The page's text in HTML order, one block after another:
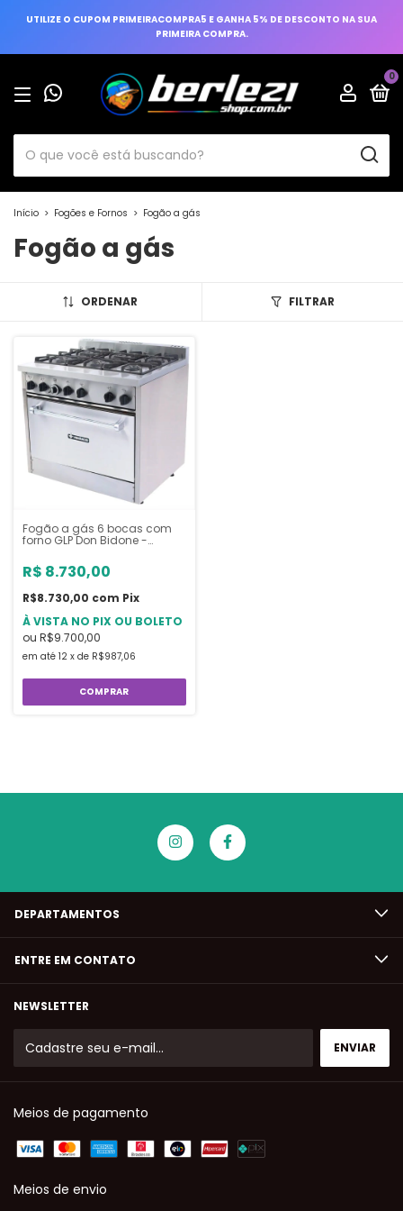
UTILIZE O CUPOM PRIMEIRACOMPRA5 E GANHA 5% DE DESCONTO NA SUA
PRIMEIRA COMPRA.
0
Início > Fogões e Fornos > Fogão a gás
Fogão a gás
ORDENAR FILTRAR
Fogão a gás 6 bocas com
forno GLP Don Bidone -
R$ 8.730,00
R$8.730,00 com Pix
À VISTA NO PIX OU BOLETO
ou R$9.700,00
em até 12 x de R$987,06
DEPARTAMENTOS
ENTRE EM CONTATO
NEWSLETTER
Meios de pagamento
Meios de envio